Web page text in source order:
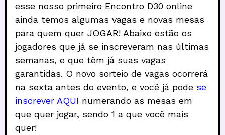
esse nosso primeiro Encontro D30 online
ainda temos algumas vagas e novas mesas
para quem quer JOGAR! Abaixo estão os
jogadores que já se inscreveram nas últimas
semanas, e que têm já suas vagas
garantidas. O novo sorteio de vagas ocorrerá
na sexta antes do evento, e você já pode se
inscrever AQUI numerando as mesas em
que quer jogar, sendo 1 a que você mais
quer!